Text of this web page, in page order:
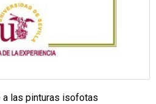
las pinturas isofotas